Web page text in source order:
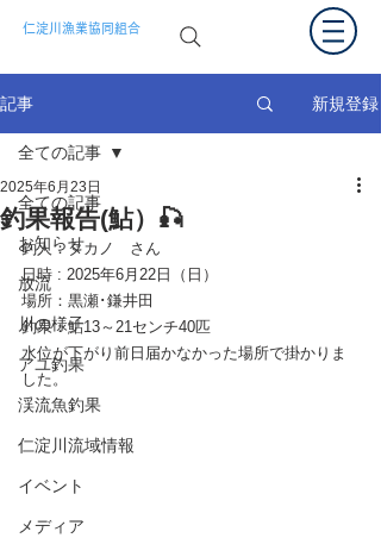
仁淀川漁業協同組合
記事 新規登録
全ての記事
お知らせ
放流
川の様子
アユ釣果
渓流魚釣果
仁淀川流域情報
イベント
メディア
全ての記事
釣果報告(鮎）🎣
2025年6月23日
釣人：タカノ　さん
日時 : 2025年6月22日（日）
場所： 黒瀬･鎌井田
釣果：鮎13～21センチ40匹
水位が下がり前日届かなかった場所で掛かりま
した。